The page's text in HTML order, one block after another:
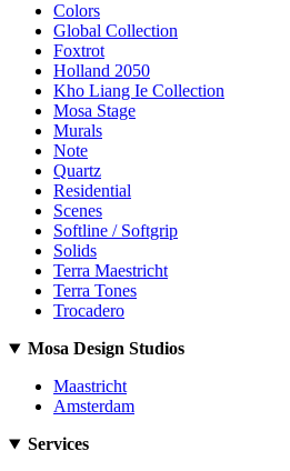
Colors
Global Collection
Foxtrot
Holland 2050
Kho Liang Ie Collection
Mosa Stage
Murals
Note
Quartz
Residential
Scenes
Softline / Softgrip
Solids
Terra Maestricht
Terra Tones
Trocadero
Mosa Design Studios
Maastricht
Amsterdam
Services